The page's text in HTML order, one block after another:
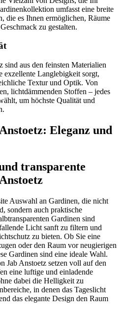
umfasst eine breite
die es Ihnen ermöglichen, Räume
zu gestalten.
sind aus den feinsten Materialien
exzellente Langlebigkeit sorgt,
Textur und Optik. Von
lichtdämmenden Stoffen – jedes
um höchste Qualität und
Eleganz und
transparente
Auswahl an Gardinen, die nicht
sondern auch praktische
Gardinen sind
Licht sanft zu filtern und
zu bieten. Ob Sie eine
oder den Raum vor neugierigen
Gardinen sind eine ideale Wahl.
Jab Anstoetz setzen voll auf den
eine luftige und einladende
dabei die Helligkeit zu
in denen das Tageslicht
das elegante Design den Raum